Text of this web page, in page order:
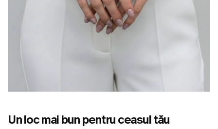
Un loc mai bun pentru ceasul tău